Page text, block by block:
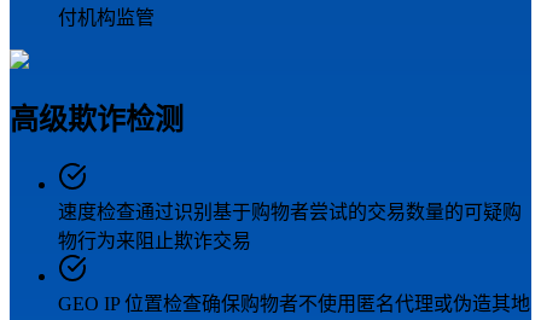
付机构监管
高级欺诈检测
速度检查通过识别基于购物者尝试的交易数量的可疑购
物行为来阻止欺诈交易
GEO IP 位置检查确保购物者不使用匿名代理或伪造其地